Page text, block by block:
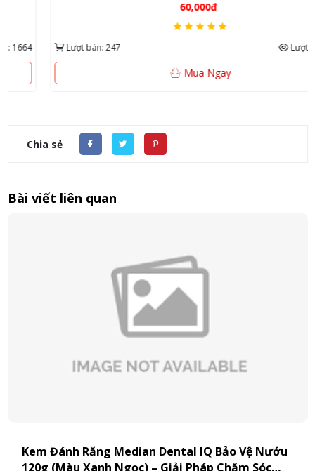
Lượt bán: 247 Lượt xem: 682
Mua Ngay
Chia sẻ
Bài viết liên quan
Kem Đánh Răng Median Dental IQ Bảo Vệ Nướu
120g (Màu Xanh Ngọc) – Giải Pháp Chăm Sóc